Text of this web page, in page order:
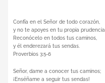
Confía en el Señor de todo corazón,
y no te apoyes en tu propia prudencia.
Reconócelo en todos tus caminos,
y él enderezará tus sendas.
Proverbios 3:5-6
Señor, dame a conocer tus caminos;
¡Enséñame a seguir tus sendas!